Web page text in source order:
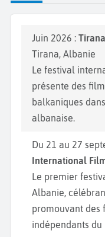
Juin 2026 :
Tirana, Albanie
Le festival
présente des
balkaniques
albanaise.
Du 21 au 27
International
Le premier
Albanie,
promouvant des
indépendants